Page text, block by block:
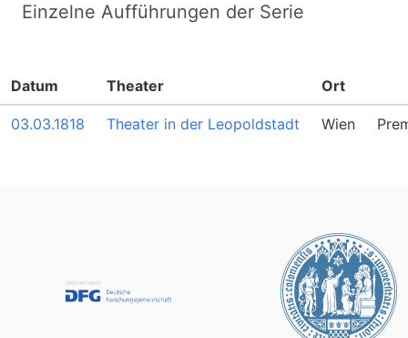
Einzelne Aufführungen der Serie
Datum Theater Ort
03.03.1818 Theater in der Leopoldstadt Wien